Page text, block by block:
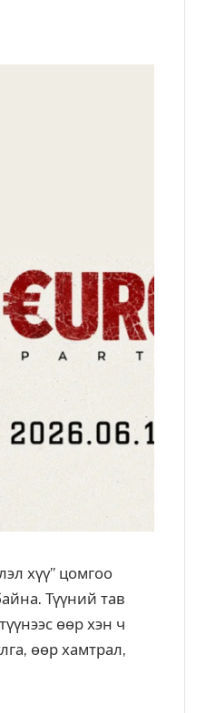
хүү” цомгоо
Түүний тав
өөр хэн ч
өөр хамтрал,